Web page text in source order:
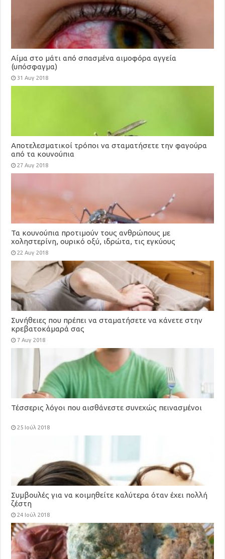
Αίμα στο μάτι από σπασμένα αιμοφόρα αγγεία
(υπόσφαγμα)
31 Αυγ 2018
Αποτελεσματικοί τρόποι να σταματήσετε την φαγούρα
από τα κουνούπια
27 Αυγ 2018
Τα κουνούπια προτιμούν τους ανθρώπους με
χοληστερίνη, ουρικό οξύ, ιδρώτα, τις εγκύους
22 Αυγ 2018
Συνήθειες που πρέπει να σταματήσετε να κάνετε στην
κρεβατοκάμαρά σας
7 Αυγ 2018
Τέσσερις λόγοι που αισθάνεστε συνεχώς πεινασμένοι
25 Ιούλ 2018
Συμβουλές για να κοιμηθείτε καλύτερα όταν έχει πολλή
ζέστη
24 Ιούλ 2018